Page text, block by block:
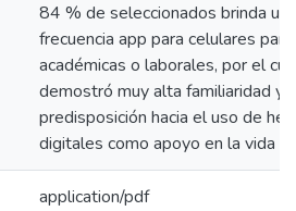
84 % de seleccionados brinda un
frecuencia app para celulares
académicas o laborales, por el
demostró muy alta familiaridad y
predisposición hacia el uso de
digitales como apoyo en la vida
application/pdf